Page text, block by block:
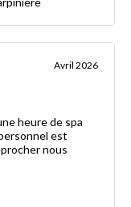
Avril 2026
heure de spa
est
nous